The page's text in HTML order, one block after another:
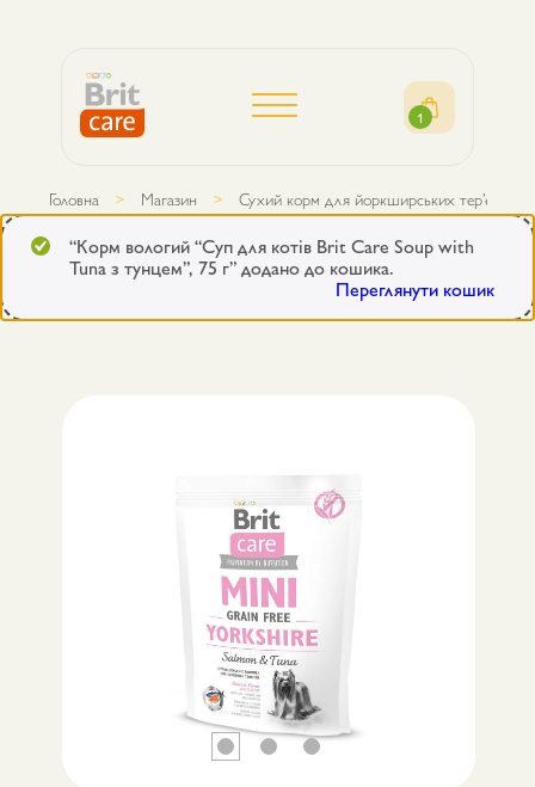
1
Головна Магазин Сухий корм для йоркширських тер’єрів
“Корм вологий “Суп для котів Brit Care Soup with
Tuna з тунцем”, 75 г” додано до кошика.
Переглянути кошик